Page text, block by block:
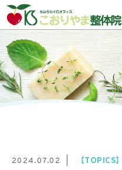
2024.07.02 【TOPICS】